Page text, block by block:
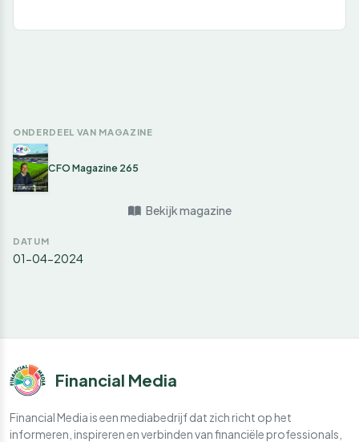
ONDERDEEL VAN MAGAZINE
CFO Magazine 265
Bekijk magazine
DATUM
01-04-2024
Financial Media
Financial Media is een mediabedrijf dat zich richt op het
informeren, inspireren en verbinden van financiële professionals,